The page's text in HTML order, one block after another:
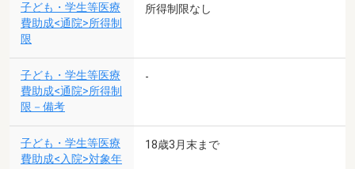
子ども・学生等医療
費助成<通院>所得制
限
所得制限なし
子ども・学生等医療
費助成<通院>所得制
限－備考
-
子ども・学生等医療
費助成<入院>対象年
18歳3月末まで